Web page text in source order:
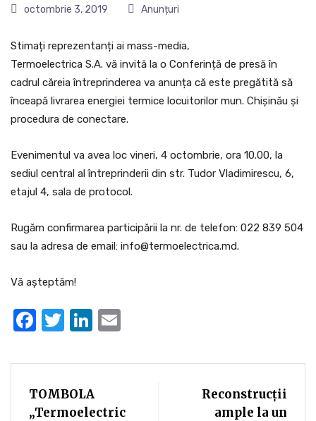
octombrie 3, 2019 Anunțuri
Stimați reprezentanți ai mass-media,
Termoelectrica S.A. vă invită la o Conferință de presă în
cadrul căreia întreprinderea va anunța că este pregătită să
înceapă livrarea energiei termice locuitorilor mun. Chișinău și
procedura de conectare.
Evenimentul va avea loc vineri, 4 octombrie, ora 10.00, la
sediul central al întreprinderii din str. Tudor Vladimirescu, 6,
etajul 4, sala de protocol.
Rugăm confirmarea participării la nr. de telefon: 022 839 504
sau la adresa de email: info@termoelectrica.md.
Vă așteptăm!
Facebook
TwitterLinkedIn
TOMBOLA
„Termoelectric
Reconstrucții
ample la un